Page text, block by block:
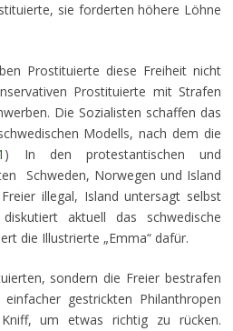
sie forderten höhere Löhne
Prostituierte diese Freiheit nicht
Prostituierte mit Strafen
Die Sozialisten schaffen das
Modells, nach dem die
) In den protestantischen und
Schweden, Norwegen und Island
illegal, Island untersagt selbst
aktuell das schwedische
die Illustrierte „Emma“ dafür.
sondern die Freier bestrafen
gestrickten Philanthropen
um etwas richtig zu rücken.